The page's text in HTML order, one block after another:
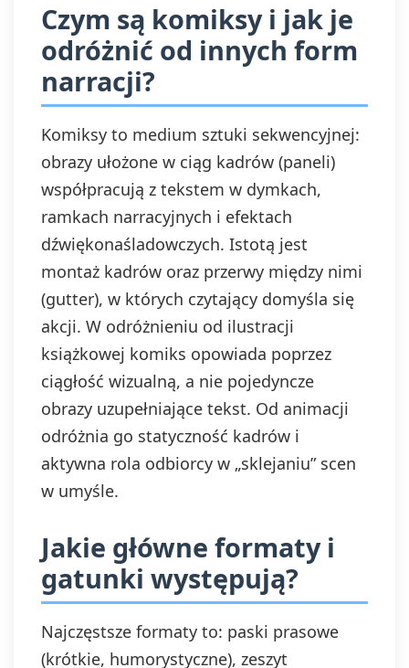
Czym są komiksy i jak je
odróżnić od innych form
narracji?
Komiksy to medium sztuki sekwencyjnej:
obrazy ułożone w ciąg kadrów (paneli)
współpracują z tekstem w dymkach,
ramkach narracyjnych i efektach
dźwiękonaśladowczych. Istotą jest
montaż kadrów oraz przerwy między nimi
(gutter), w których czytający domyśla się
akcji. W odróżnieniu od ilustracji
książkowej komiks opowiada poprzez
ciągłość wizualną, a nie pojedyncze
obrazy uzupełniające tekst. Od animacji
odróżnia go statyczność kadrów i
aktywna rola odbiorcy w „sklejaniu” scen
w umyśle.
Jakie główne formaty i
gatunki występują?
Najczęstsze formaty to: paski prasowe
(krótkie, humorystyczne), zeszyt